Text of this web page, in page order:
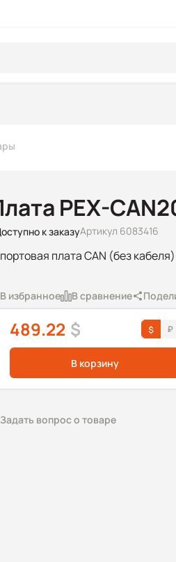
PEX-
к заказуАртикул 6083416
плата CAN (без кабеля)
В избранное В сравнение
489.22 $
В корзину
Задать вопрос о товаре